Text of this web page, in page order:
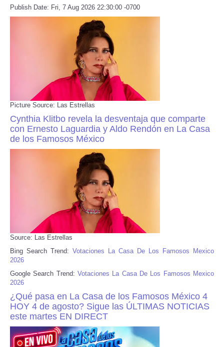
Publish Date: Fri, 7 Aug 2026 22:30:00 -0700
Picture Source: Las Estrellas
Cynthia Klitbo revela la desventaja que comparte
con Ernesto Laguardia y Aldo Rendón en La Casa
de los Famosos México
Source: Las Estrellas
Bing Search Trend: Votaciones La Casa De Los Famosos Mexico
2026
Google Search Trend: Votaciones La Casa De Los Famosos Mexico
2026
¿Qué pasa en La Casa de los Famosos México 4
HOY 4 de agosto? Sigue las ÚLTIMAS NOTICIAS
este martes EN DIRECT